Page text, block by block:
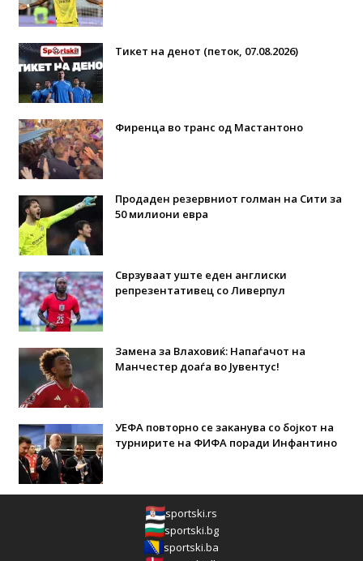
Тикет на денот (петок, 07.08.2026)
Фиренца во транс од Мастантоно
Продаден резервниот голман на Сити за
50 милиони евра
Сврзуваат уште еден англиски
репрезентативец со Ливерпул
Замена за Влаховиќ: Напаѓачот на
Манчестер доаѓа во Јувентус!
УЕФА повторно се заканува со бојкот на
турнирите на ФИФА поради Инфантино
sportski.rs
sportski.bg
sportski.ba